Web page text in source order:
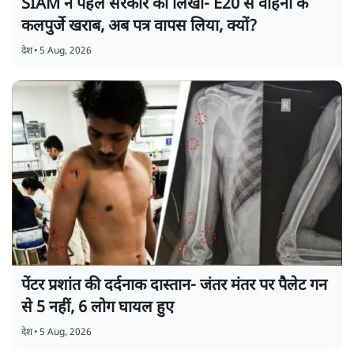
SIAM ने पहले सरकार को लिखा- E20 से वाहनों के
कलपुर्जे खराब, अब पत्र वापस लिया, क्यों?
देश•5 Aug, 2026
पेंटर प्रशांत की दर्दनाक दास्तान- जंतर मंतर पर पैलेट गन
से 5 नहीं, 6 लोग घायल हुए
देश•5 Aug, 2026